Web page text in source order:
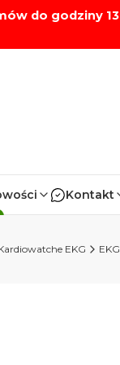
do godziny
Kontakt
EKG